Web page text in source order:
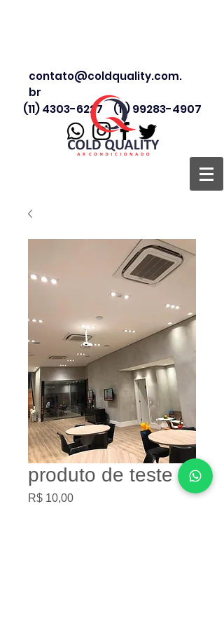
contato@coldquality.com.
br
(11) 4303-6227 (11) 99283-4907
produto de teste
R$ 10,00Preço